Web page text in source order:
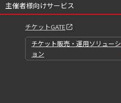
主催者様向けサービス
チケットGATE
チケット販売・運用ソリューシ
ョン